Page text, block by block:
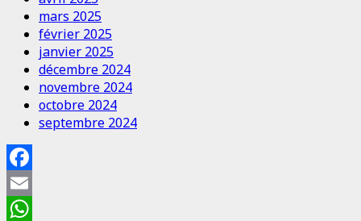
mars 2025
février 2025
janvier 2025
décembre 2024
novembre 2024
octobre 2024
septembre 2024
Facebook
Email